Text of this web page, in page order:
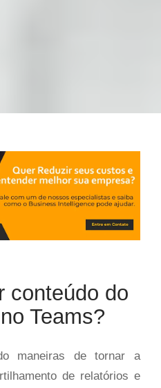
conteúdo do
Teams?
maneiras de tornar a
de relatórios e